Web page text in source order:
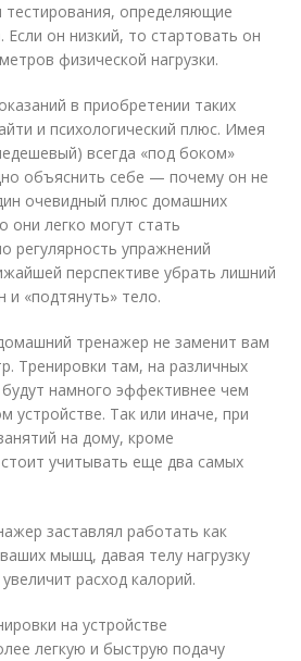
тестирования, определяющие
Если он низкий, то стартовать он
физической нагрузки.
в приобретении таких
и психологический плюс. Имея
всегда «под боком»
объяснить себе — почему он не
очевидный плюс домашних
они легко могут стать
регулярность упражнений
перспективе убрать лишний
«подтянуть» тело.
тренажер не заменит вам
Тренировки там, на различных
намного эффективнее чем
устройстве. Так или иначе, при
на дому, кроме
учитывать еще два самых
заставлял работать как
мышц, давая телу нагрузку
расход калорий.
на устройстве
легкую и быструю подачу